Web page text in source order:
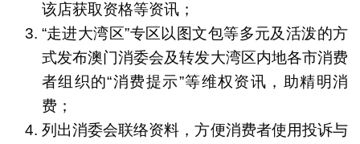
该店获取资格等资讯；
“走进大湾区”专区以图文包等多元及活泼的方
式发布澳门消委会及转发大湾区内地各市消费
者组织的“消费提示”等维权资讯，助精明消
费；
列出消委会联络资料，方便消费者使用投诉与